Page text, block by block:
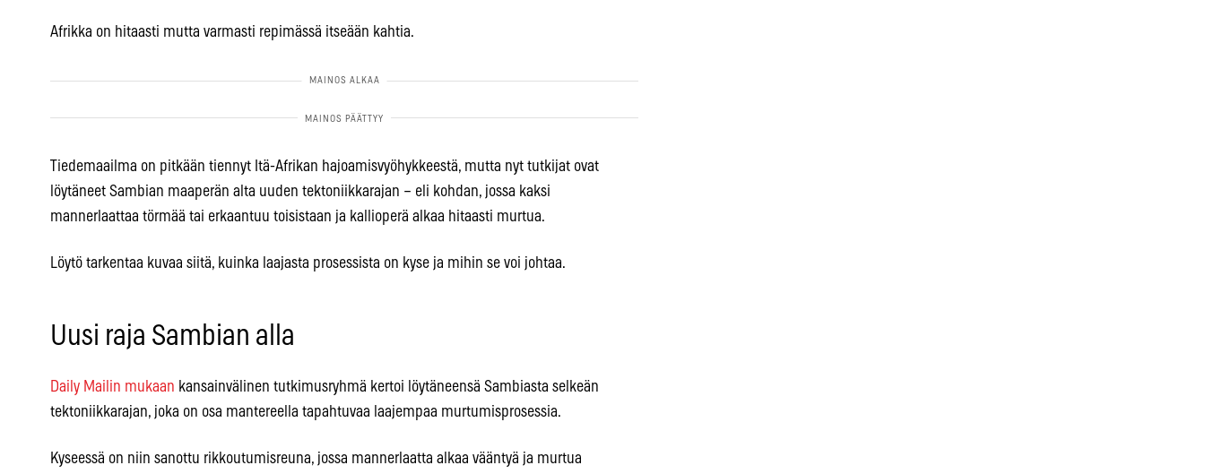
Afrikka on hitaasti mutta varmasti repimässä itseään kahtia.
Tiedemaailma on pitkään tiennyt Itä-Afrikan hajoamisvyöhykkeestä, mutta nyt tutkijat ovat
löytäneet Sambian maaperän alta uuden tektoniikkarajan – eli kohdan, jossa kaksi
mannerlaattaa törmää tai erkaantuu toisistaan ja kallioperä alkaa hitaasti murtua.
Löytö tarkentaa kuvaa siitä, kuinka laajasta prosessista on kyse ja mihin se voi johtaa.
Uusi raja Sambian alla
Daily Mailin mukaan kansainvälinen tutkimusryhmä kertoi löytäneensä Sambiasta selkeän
tektoniikkarajan, joka on osa mantereella tapahtuvaa laajempaa murtumisprosessia.
Kyseessä on niin sanottu rikkoutumisreuna, jossa mannerlaatta alkaa vääntyä ja murtua